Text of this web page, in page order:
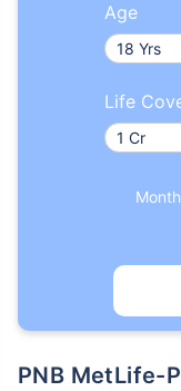
Age
Life
PNB MetLife-